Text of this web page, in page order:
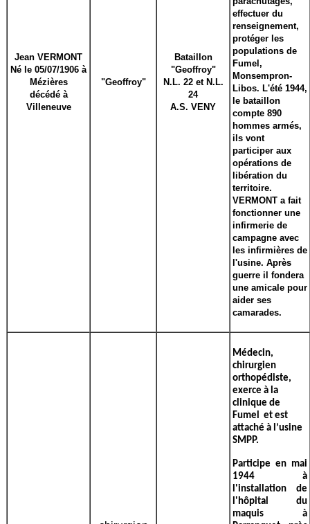
Jean VERMONT
Né le 05/07/1906 à
Mézières
décédé à
Villeneuve
"Geoffroy"
Bataillon
"Geoffroy"
N.L. 22 et N.L.
24
A.S. VENY
effectuer du
renseignement,
protéger les
populations de
Fumel,
Monsempron-
Libos. L'été 1944,
le bataillon
compte 890
hommes armés,
ils vont
participer aux
opérations de
libération du
territoire.
VERMONT a fait
fonctionner une
infirmerie de
campagne avec
les infirmières de
l'usine. Après
guerre il fondera
une amicale pour
aider ses
camarades.
Médecin,
chirurgien
orthopédiste,
exerce à la
clinique de
Fumel et est
attaché à l’usine
SMPP.
Participe en mai
1944 à
l'installation de
l'hôpital du
maquis à